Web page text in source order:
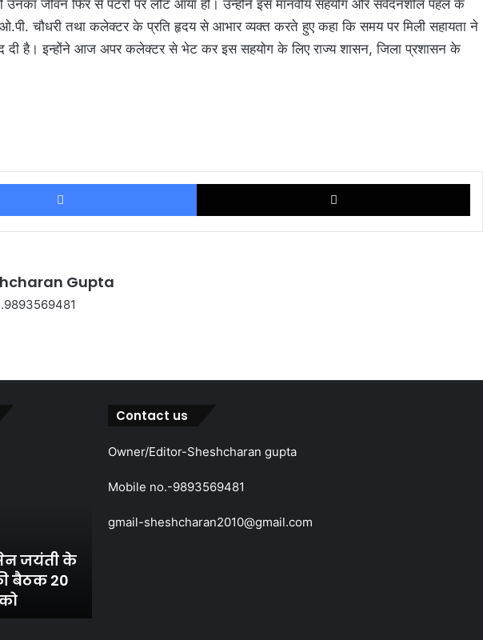
उनका जीवन फिर से पटरी पर लौट आया हो। उन्होंने इस मानवीय सहयोग और संवेदनशील पहल के
ओ.पी. चौधरी तथा कलेक्टर के प्रति हृदय से आभार व्यक्त करते हुए कहा कि समय पर मिली सहायता ने
दी है। इन्होंने आज अपर कलेक्टर से भेट कर इस सहयोग के लिए राज्य शासन, जिला प्रशासन के
Facebook X
Gupta
जयंती के
बैठक 20
Contact us
Owner/Editor-Sheshcharan gupta
Mobile no.-9893569481
gmail-sheshcharan2010@gmail.com